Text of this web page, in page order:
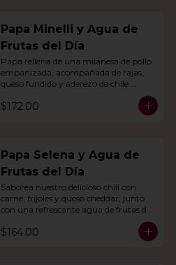
Papa Minelli y Agua de
Frutas del Día
Papa rellena de una milanesa de pollo
empanizada, acompañada de rajas,
queso fundido y aderezo de chile
día.
$172.00
Papa Selena y Agua de
Frutas del Día
Saborea nuestro delicioso chili con
carne, frijoles y queso cheddar, junto
con una refrescante agua de frutas del
$164.00